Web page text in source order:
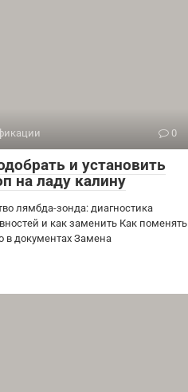
0
и установить
на ладу калину
лямбда-зонда: диагностика
и как заменить Как поменять
в документах Замена